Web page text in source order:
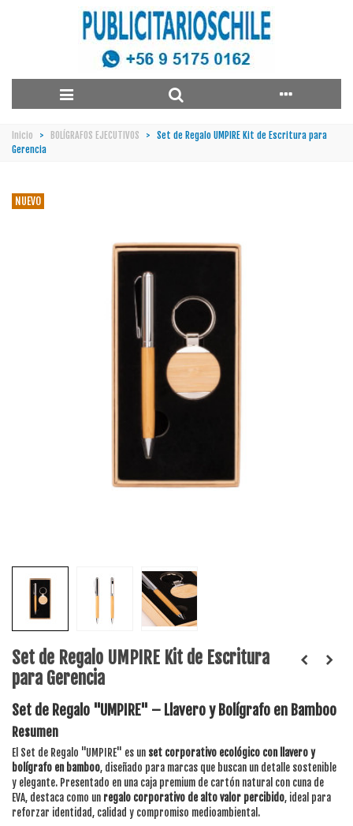
Inicio > BOLÍGRAFOS EJECUTIVOS > Set de Regalo UMPIRE Kit de Escritura para
Gerencia
NUEVO
Set de Regalo UMPIRE Kit de Escritura
para Gerencia
Set de Regalo "UMPIRE" – Llavero y Bolígrafo en Bamboo
Resumen
El Set de Regalo "UMPIRE" es un set corporativo ecológico con llavero y
bolígrafo en bamboo, diseñado para marcas que buscan un detalle sostenible
y elegante. Presentado en una caja premium de cartón natural con cuna de
EVA, destaca como un regalo corporativo de alto valor percibido, ideal para
reforzar identidad, calidad y compromiso medioambiental.